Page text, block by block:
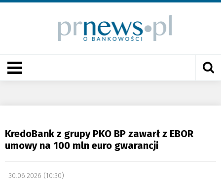
KredoBank z grupy PKO BP zawarł z EBOR
umowy na 100 mln euro gwarancji
30.06.2026 (10:30)